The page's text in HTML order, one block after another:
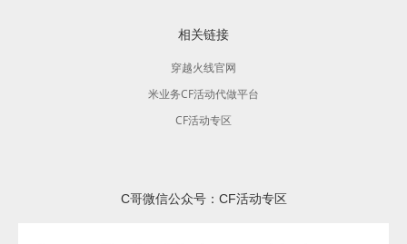
相关链接
穿越火线官网
米业务CF活动代做平台
CF活动专区
C哥微信公众号：CF活动专区